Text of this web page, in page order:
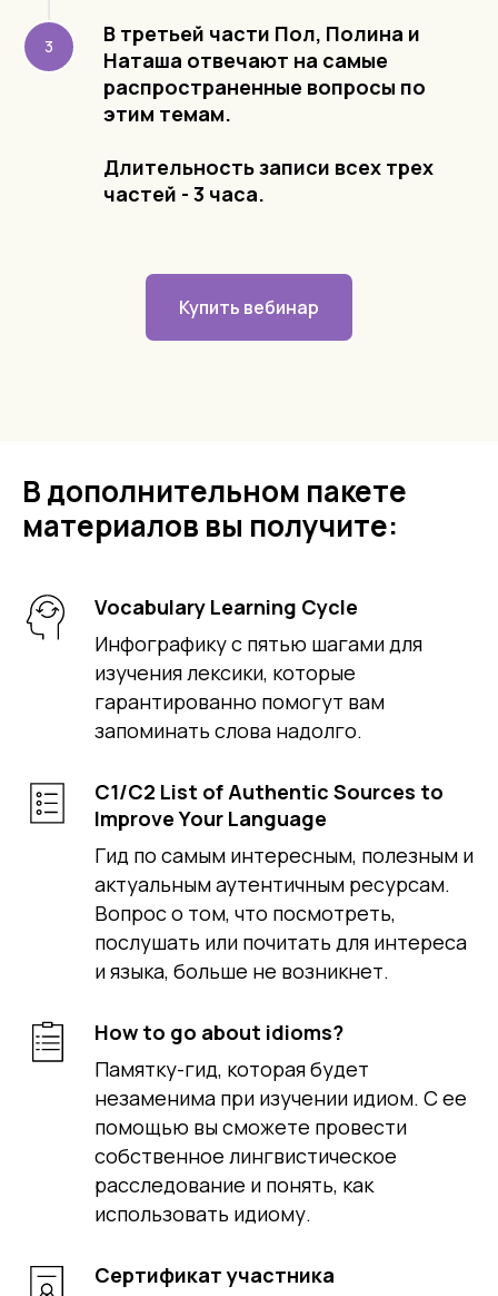
В третьей части Пол, Полина и
Наташа отвечают на самые
распространенные вопросы по
этим темам.
Длительность записи всех трех
частей - 3 часа.
Купить вебинар
В дополнительном пакете
материалов вы получите:
Vocabulary Learning Cycle
Инфографику с пятью шагами для
изучения лексики, которые
гарантированно помогут вам
запоминать слова надолго.
C1/C2 List of Authentic Sources to
Improve Your Language
Гид по самым интересным, полезным и
актуальным аутентичным ресурсам.
Вопрос о том, что посмотреть,
послушать или почитать для интереса
и языка, больше не возникнет.
How to go about idioms?
Памятку-гид, которая будет
незаменима при изучении идиом. С ее
помощью вы сможете провести
собственное лингвистическое
расследование и понять, как
использовать идиому.
Сертификат участника